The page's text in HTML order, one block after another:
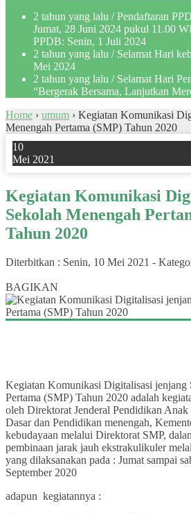
2 tahun yang lalu / Pendaftaran
Jumat, 28 Juni 2024 pukul 11.00
PPDB: Senin, 1 Juli 2024
2 tahun yang lalu / Selamat Hari
Mei 2024
2 tahun yang lalu / Selamat Hari
“Bergerak Bersama, Lanjutkan
Home › umum › Kegiatan Komunikasi
Menengah Pertama (SMP) Tahun 2020
10
Mei 2021
Kegiatan Komunikasi
Sekolah Menengah
Tahun 2020
Diterbitkan : Senin, 10 Mei 2021 -
BAGIKAN
Kegiatan Komunikasi Digitalisasi jenjang
Pertama (SMP) Tahun 2020 adalah
oleh Direktorat Jenderal Pendidikan
Dasar dan Pendidikan menengah,
kebudayaan melalui Direktorat SMP,
pembinaan jarak jauh ekstrakulikuler
yang dilaksanakan pada : Jumat sampai
September 2020
adapun kegiatannya :